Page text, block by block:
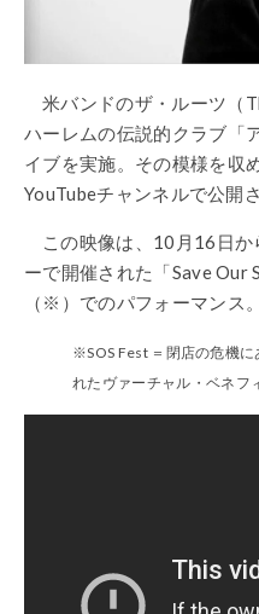
米バンドのザ・ルーツ（
ハーレムの伝説的クラブ「
イブを実施。その模様を収
YouTubeチャンネルで公開
この映像は、10月16日
ーで開催された「Save Our
（※）でのパフォーマンス。
※SOS Fest ＝閉店の危機
れたヴァーチャル・ベネフ